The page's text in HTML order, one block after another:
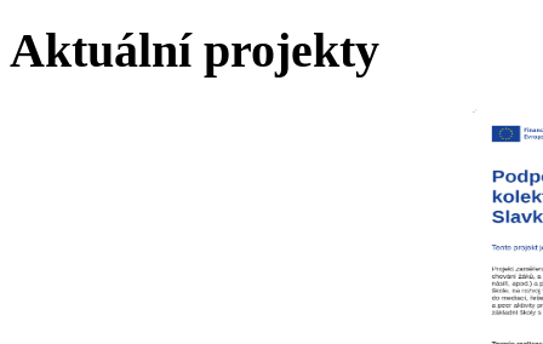
Aktuální projekty